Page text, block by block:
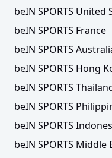
beIN SPORTS United
beIN SPORTS France
beIN SPORTS
beIN SPORTS Hong
beIN SPORTS
beIN SPORTS
beIN SPORTS
beIN SPORTS Middle